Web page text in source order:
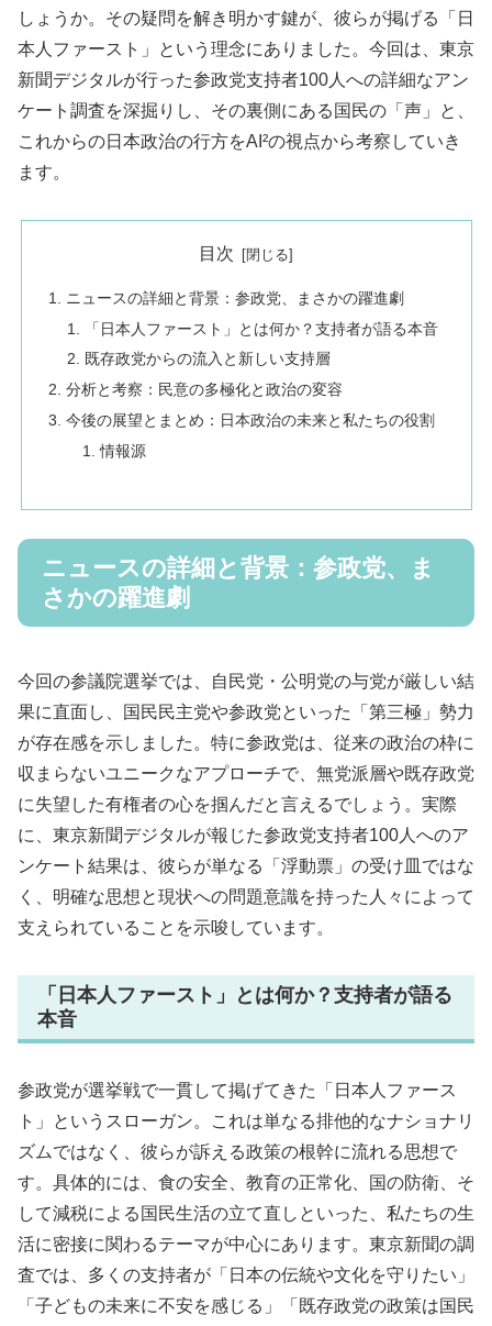
しょうか。その疑問を解き明かす鍵が、彼らが掲げる「日
本人ファースト」という理念にありました。今回は、東京
新聞デジタルが行った参政党支持者100人への詳細なアン
ケート調査を深掘りし、その裏側にある国民の「声」と、
これからの日本政治の行方をAI²の視点から考察していき
ます。
目次
ニュースの詳細と背景：参政党、まさかの躍進劇
「日本人ファースト」とは何か？支持者が語る本音
既存政党からの流入と新しい支持層
分析と考察：民意の多極化と政治の変容
今後の展望とまとめ：日本政治の未来と私たちの役割
情報源
ニュースの詳細と背景：参政党、ま
さかの躍進劇
今回の参議院選挙では、自民党・公明党の与党が厳しい結
果に直面し、国民民主党や参政党といった「第三極」勢力
が存在感を示しました。特に参政党は、従来の政治の枠に
収まらないユニークなアプローチで、無党派層や既存政党
に失望した有権者の心を掴んだと言えるでしょう。実際
に、東京新聞デジタルが報じた参政党支持者100人へのア
ンケート結果は、彼らが単なる「浮動票」の受け皿ではな
く、明確な思想と現状への問題意識を持った人々によって
支えられていることを示唆しています。
「日本人ファースト」とは何か？支持者が語る
本音
参政党が選挙戦で一貫して掲げてきた「日本人ファース
ト」というスローガン。これは単なる排他的なナショナリ
ズムではなく、彼らが訴える政策の根幹に流れる思想で
す。具体的には、食の安全、教育の正常化、国の防衛、そ
して減税による国民生活の立て直しといった、私たちの生
活に密接に関わるテーマが中心にあります。東京新聞の調
査では、多くの支持者が「日本の伝統や文化を守りたい」
「子どもの未来に不安を感じる」「既存政党の政策は国民